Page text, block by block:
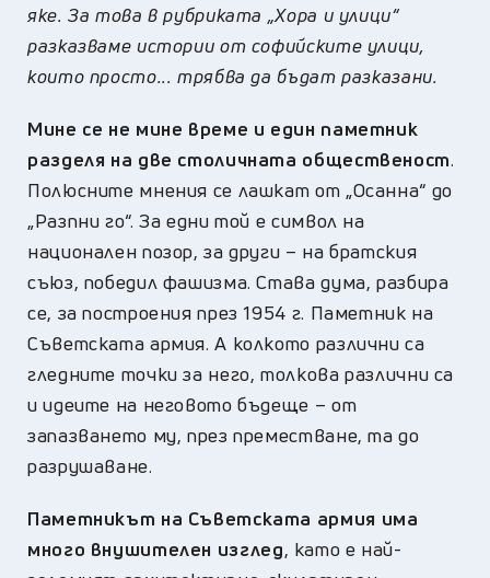
яке. За това в рубриката „Хора и улици“
разказваме истории от софийските улици,
които просто... трябва да бъдат разказани.
Мине се не мине време и един паметник
разделя на две столичната общественост.
Полюсните мнения се лашкат от „Осанна“ до
„Разпни го“. За едни той е символ на
национален позор, за други – на братския
съюз, победил фашизма. Става дума, разбира
се, за построения през 1954 г. Паметник на
Съветската армия. А колкото различни са
гледните точки за него, толкова различни са
и идеите на неговото бъдеще – от
запазването му, през преместване, та до
разрушаване.
Паметникът на Съветската армия има
много внушителен изглед, като е най-